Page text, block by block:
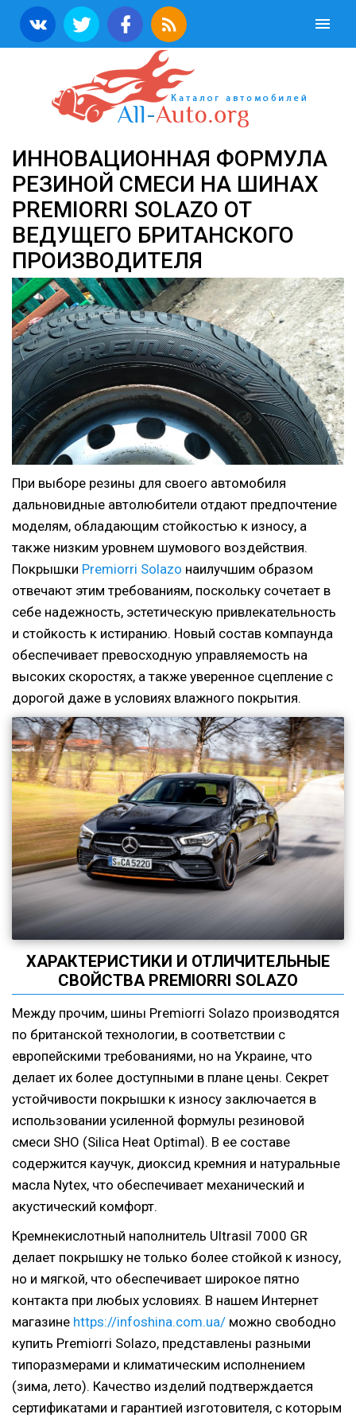
ИННОВАЦИОННАЯ ФОРМУЛА
РЕЗИНОЙ СМЕСИ НА ШИНАХ
PREMIORRI SOLAZO ОТ
ВЕДУЩЕГО БРИТАНСКОГО
ПРОИЗВОДИТЕЛЯ
При выборе резины для своего автомобиля
дальновидные автолюбители отдают предпочтение
моделям, обладающим стойкостью к износу, а
также низким уровнем шумового воздействия.
Покрышки Premiorri Solazo наилучшим образом
отвечают этим требованиям, поскольку сочетает в
себе надежность, эстетическую привлекательность
и стойкость к истиранию. Новый состав компаунда
обеспечивает превосходную управляемость на
высоких скоростях, а также уверенное сцепление с
дорогой даже в условиях влажного покрытия.
ХАРАКТЕРИСТИКИ И ОТЛИЧИТЕЛЬНЫЕ
СВОЙСТВА PREMIORRI SOLAZO
Между прочим, шины Premiorri Solazo производятся
по британской технологии, в соответствии с
европейскими требованиями, но на Украине, что
делает их более доступными в плане цены. Секрет
устойчивости покрышки к износу заключается в
использовании усиленной формулы резиновой
смеси SHO (Silica Heat Optimal). В ее составе
содержится каучук, диоксид кремния и натуральные
масла Nytex, что обеспечивает механический и
акустический комфорт.
Кремнекислотный наполнитель Ultrasil 7000 GR
делает покрышку не только более стойкой к износу,
но и мягкой, что обеспечивает широкое пятно
контакта при любых условиях. В нашем Интернет
магазине https://infoshina.com.ua/ можно свободно
купить Premiorri Solazo, представлены разными
типоразмерами и климатическим исполнением
(зима, лето). Качество изделий подтверждается
сертификатами и гарантией изготовителя, с которым